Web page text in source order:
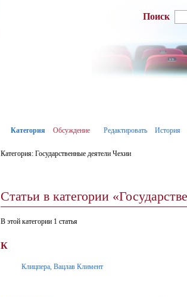
Поиск
Категория Обсуждение Редактировать История
Категория: Государственные деятели Чехии
Статьи в категории
В этой категории 1 статья
К
Клицпера, Вацлав Климент